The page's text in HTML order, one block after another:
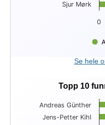
0
Sjur Mørk
End of interactive chart.
Se hele
Topp 10 funn per
Bar chart with 10 bars.
View as data table, Topp 10
Topp 10
Andreas Günther
Jens-Petter Kihl